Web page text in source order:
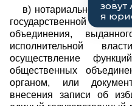
в) нотариально
государственной
объединения,
исполнительной
осуществление
общественных
органом, или
внесения записи об